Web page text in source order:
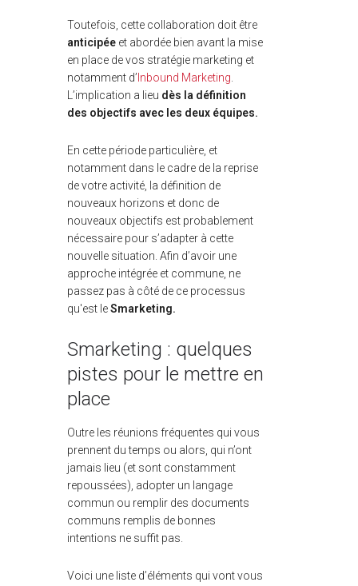
Toutefois, cette collaboration doit être
anticipée et abordée bien avant la mise
en place de vos stratégie marketing et
notamment d’ Inbound Marketing.
L’implication a lieu dès la définition
des objectifs avec les deux équipes.
En cette période particulière, et
notamment dans le cadre de la reprise
de votre activité, la définition de
nouveaux horizons et donc de
nouveaux objectifs est probablement
nécessaire pour s’adapter à cette
nouvelle situation. Afin d’avoir une
approche intégrée et commune, ne
passez pas à côté de ce processus
qu'est leSmarketing.
Smarketing : quelques
pistes pour le mettre en
place
Outre les réunions fréquentes qui vous
prennent du temps ou alors, qui n’ont
jamais lieu (et sont constamment
repoussées), adopter un langage
commun ou remplir des documents
communs remplis de bonnes
intentions ne suffit pas.
Voici une liste d’éléments qui vont vous